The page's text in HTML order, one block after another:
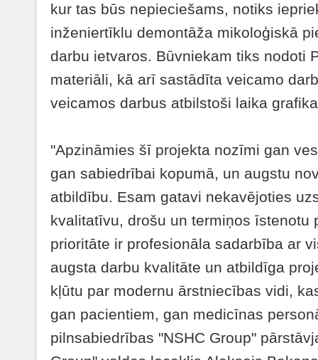
kur tas būs nepieciešams, notiks
inženiertīklu demontāža mikoloģiskā
darbu ietvaros. Būvniekam tiks nodoti
materiāli, kā arī sastādīta veicamo
veicamos darbus atbilstoši laika
"Apzināmies šī projekta nozīmi gan
gan sabiedrībai kopumā, un augstu
atbildību. Esam gatavi nekavējoties
kvalitatīvu, drošu un termiņos īstenotu
prioritāte ir profesionāla sadarbība ar
augsta darbu kvalitāte un atbildīga
kļūtu par modernu ārstniecības vidi,
gan pacientiem, gan medicīnas
pilnsabiedrības "NSHC Group"